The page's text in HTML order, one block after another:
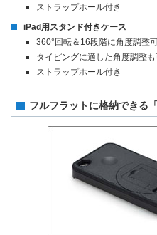
ストラップホール付き
iPad用スタンド付きケース
360°回転＆16段階に角度調整
タイピングに適した角度調整
ストラップホール付き
フルフラットに格納できる